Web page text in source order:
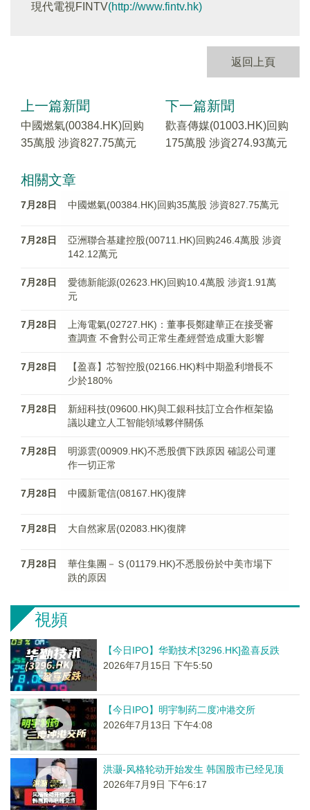
現代電視FINTV(http://www.fintv.hk)
返回上頁
上一篇新聞
中國燃氣(00384.HK)回购
35萬股 涉資827.75萬元
下一篇新聞
歡喜傳媒(01003.HK)回购
175萬股 涉資274.93萬元
相關文章
7月28日 中國燃氣(00384.HK)回购35萬股 涉資827.75萬元
7月28日
亞洲聯合基建控股(00711.HK)回购246.4萬股 涉資
142.12萬元
7月28日
愛德新能源(02623.HK)回购10.4萬股 涉資1.91萬
元
7月28日
上海電氣(02727.HK)：董事長鄭建華正在接受審
查調查 不會對公司正常生產經營造成重大影響
7月28日
【盈喜】芯智控股(02166.HK)料中期盈利增長不
少於180%
7月28日
新紐科技(09600.HK)與工銀科技訂立合作框架協
議以建立人工智能領域夥伴關係
7月28日
明源雲(00909.HK)不悉股價下跌原因 確認公司運
作一切正常
7月28日 中國新電信(08167.HK)復牌
7月28日 大自然家居(02083.HK)復牌
7月28日
華住集團－Ｓ(01179.HK)不悉股份於中美市場下
跌的原因
視頻
【今日IPO】华勤技术[3296.HK]盈喜反跌
2026年7月15日 下午5:50
【今日IPO】明宇制药二度冲港交所
2026年7月13日 下午4:08
洪灏-风格轮动开始发生 韩国股市已经见顶
2026年7月9日 下午6:17